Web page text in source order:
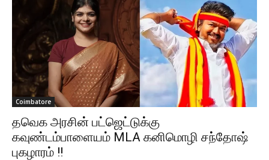
Coimbatore
தவெக அரசின் பட்ஜெட்டுக்கு
கவுண்டம்பாளையம் MLA கனிமொழி சந்தோஷ்
புகழாரம் !!